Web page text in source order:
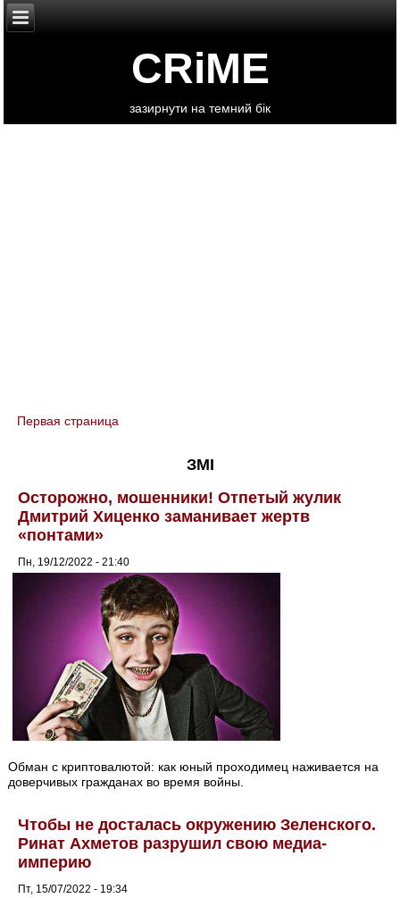
CRiME
зазирнути на темний бік
You are here
Первая страница
ЗМІ
Осторожно, мошенники! Отпетый жулик
Дмитрий Хиценко заманивает жертв
«понтами»
Пн, 19/12/2022 - 21:40
Обман с криптовалютой: как юный проходимец наживается на
доверчивых гражданах во время войны.
Чтобы не досталась окружению Зеленского.
Ринат Ахметов разрушил свою медиа-
империю
Пт, 15/07/2022 - 19:34